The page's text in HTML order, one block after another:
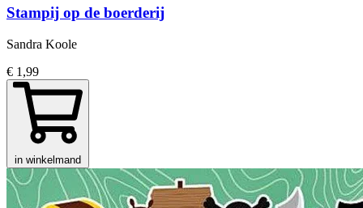
Stampij op de boerderij
Sandra Koole
€ 1,99
in winkelmand